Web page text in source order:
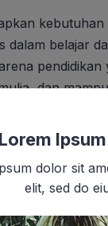
kebutuhan
dalam belajar
pendidikan
dan
yang
Lorem
dolor sit
elit, sed do